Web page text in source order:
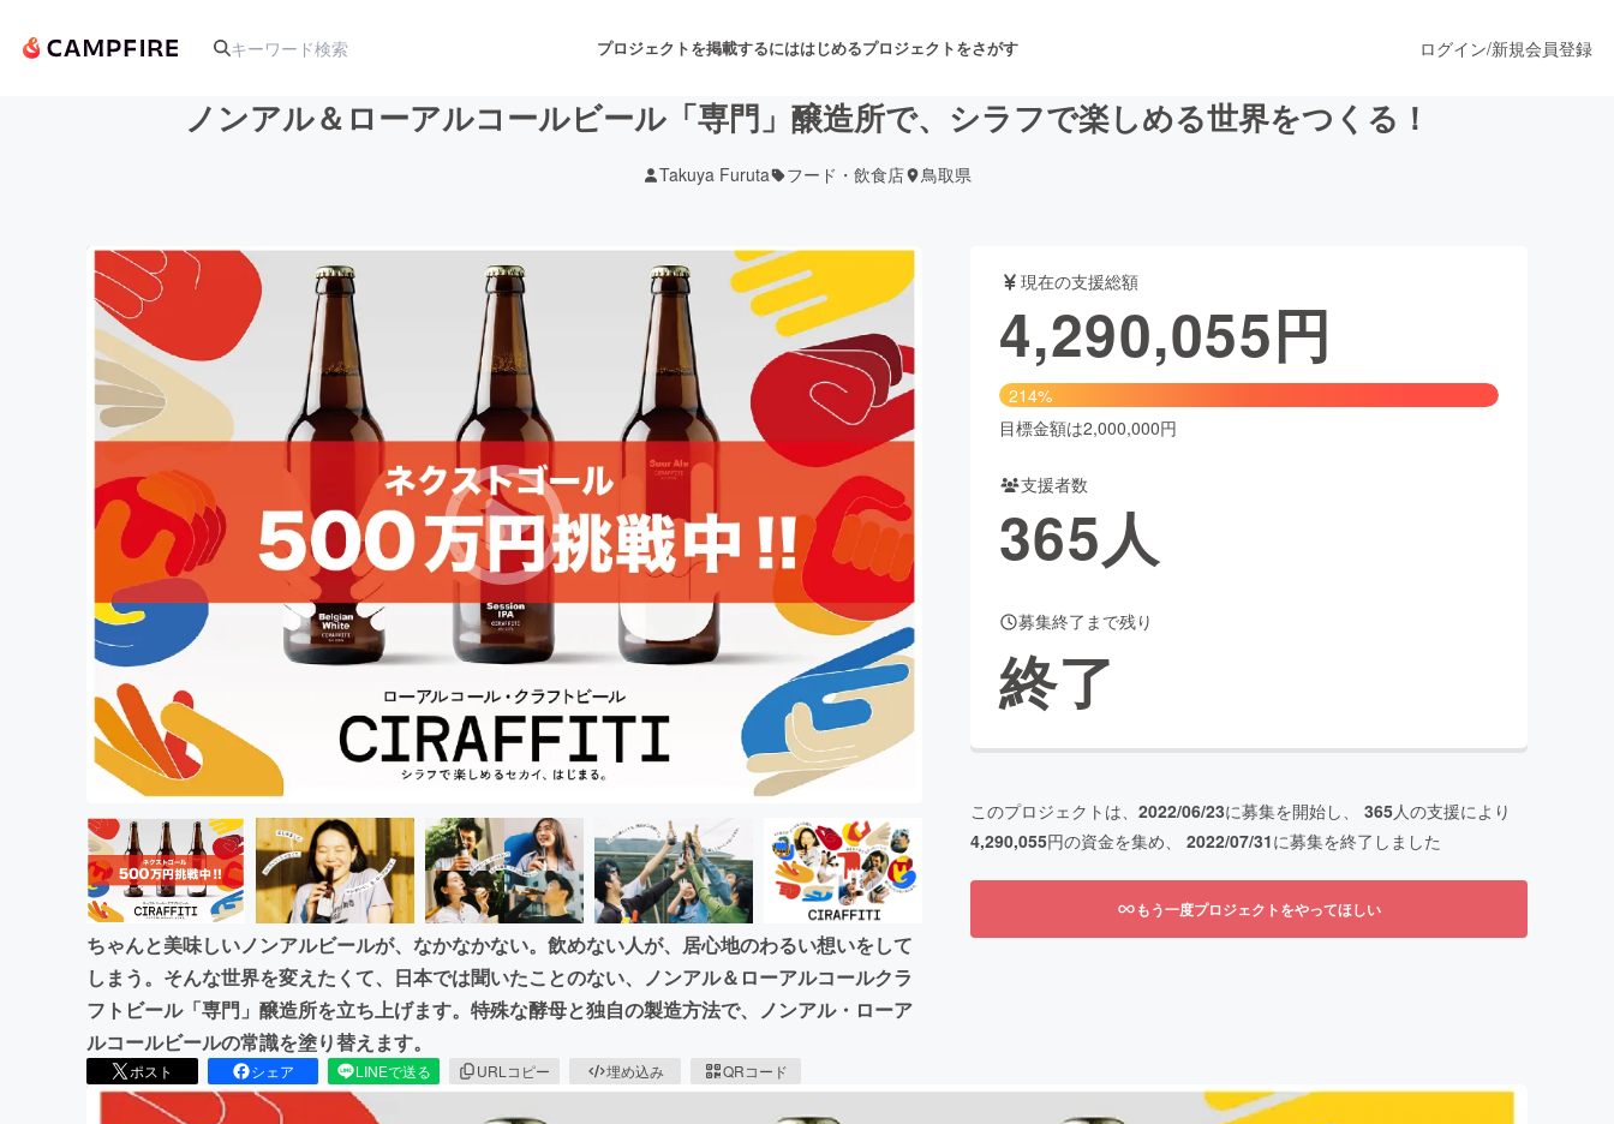
プロジェクトを掲載するにははじめるプロジェクトをさがす
アート・写真 舞台・パフォーマンス
テクノロジー・ガジェット ゲーム・サービス開発 フード・飲食店 ファッション
映像・映画 書籍・雑誌出版 アニメ・漫画
チャレンジ ビューティー・ヘルスケア
まちづくり・地域活性化
CAMPFIRE for Social GoodCAMPFIRE Creation
CAMPFIREふるさと納税machi-yaコミュニティ
ログイン/新規会員登録
ノンアル＆ローアルコールビール「専門」醸造所で、シラフで楽しめる世界をつくる！
Takuya Furuta フード・飲食店 鳥取県
ちゃんと美味しいノンアルビールが、なかなかない。飲めない人が、居心地のわるい想いをして
しまう。そんな世界を変えたくて、日本では聞いたことのない、ノンアル＆ローアルコールクラ
フトビール「専門」醸造所を立ち上げます。特殊な酵母と独自の製造方法で、ノンアル・ローア
ルコールビールの常識を塗り替えます。
ポスト シェア LINEで送る URLコピー 埋め込み QRコード
現在の支援総額
4,290,055円
214%
目標金額は2,000,000円
支援者数
365人
募集終了まで残り
終了
このプロジェクトは、 2022/06/23に募集を開始し、 365人の支援により
4,290,055円の資金を集め、 2022/07/31に募集を終了しました
もう一度プロジェクトをやってほしい